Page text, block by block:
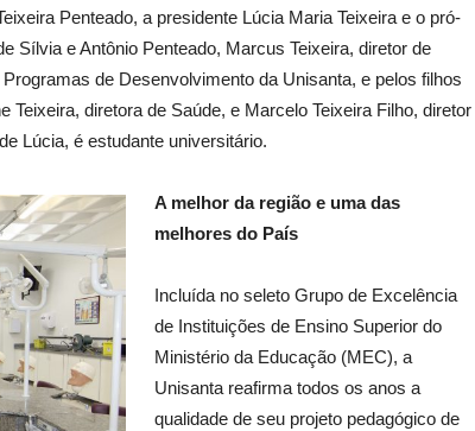
Penteado, a presidente Lúcia Maria Teixeira e o pró-
Sílvia e Antônio Penteado, Marcus Teixeira, diretor de
de Desenvolvimento da Unisanta, e pelos filhos
Teixeira, diretora de Saúde, e Marcelo Teixeira Filho, diretor
Lúcia, é estudante universitário.
A melhor da região e uma das
melhores do País
Incluída no seleto Grupo de Excelência
de Instituições de Ensino Superior do
Ministério da Educação (MEC), a
Unisanta reafirma todos os anos a
qualidade de seu projeto pedagógico de